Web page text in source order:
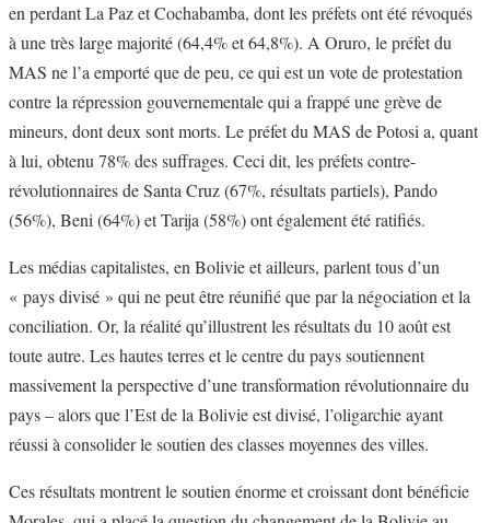
en perdant La Paz et Cochabamba, dont les préfets ont été révoqués
à une très large majorité (64,4% et 64,8%). A Oruro, le préfet du
MAS ne l’a emporté que de peu, ce qui est un vote de protestation
contre la répression gouvernementale qui a frappé une grève de
mineurs, dont deux sont morts. Le préfet du MAS de Potosi a, quant
à lui, obtenu 78% des suffrages. Ceci dit, les préfets contre-
révolutionnaires de Santa Cruz (67%, résultats partiels), Pando
(56%), Beni (64%) et Tarija (58%) ont également été ratifiés.
Les médias capitalistes, en Bolivie et ailleurs, parlent tous d’un
« pays divisé » qui ne peut être réunifié que par la négociation et la
conciliation. Or, la réalité qu’illustrent les résultats du 10 août est
toute autre. Les hautes terres et le centre du pays soutiennent
massivement la perspective d’une transformation révolutionnaire du
pays – alors que l’Est de la Bolivie est divisé, l’oligarchie ayant
réussi à consolider le soutien des classes moyennes des villes.
Ces résultats montrent le soutien énorme et croissant dont bénéficie